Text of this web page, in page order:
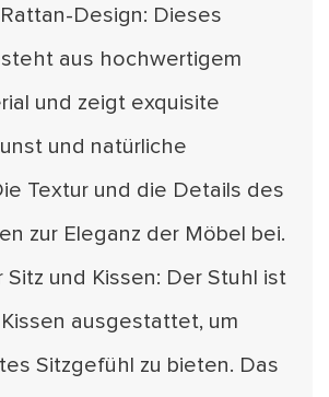
Design: Dieses
aus hochwertigem
und zeigt exquisite
und natürliche
Textur und die Details des
zur Eleganz der Möbel bei.
Sitz und Kissen: Der Stuhl ist
ausgestattet, um
Sitzgefühl zu bieten. Das